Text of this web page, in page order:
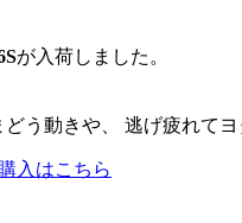
が入荷しました。
う動きや、 逃げ疲れて
入はこちら